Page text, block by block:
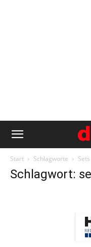
Start Schlagworte Sets
Schlagwort: